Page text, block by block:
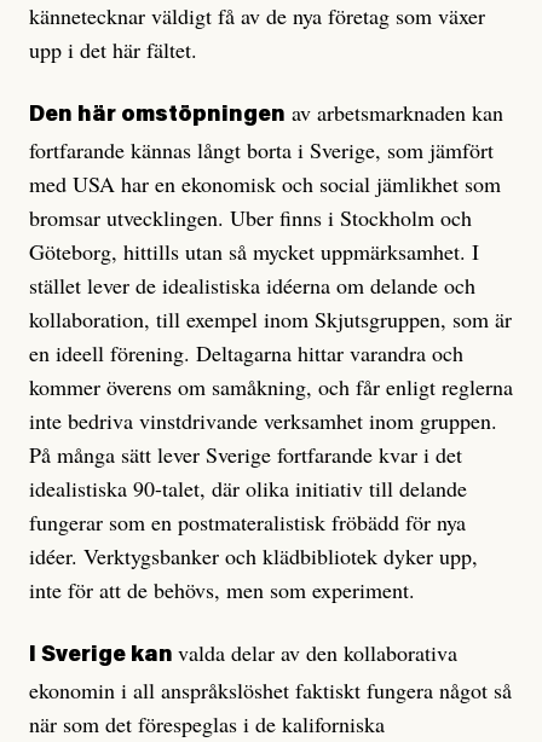
kännetecknar väldigt få av de nya företag som växer
upp i det här fältet.
Den här omstöpningen av arbetsmarknaden kan
fortfarande kännas långt borta i Sverige, som jämfört
med USA har en ekonomisk och social jämlikhet som
bromsar utvecklingen. Uber finns i Stockholm och
Göteborg, hittills utan så mycket uppmärksamhet. I
stället lever de idealistiska idéerna om delande och
kollaboration, till exempel inom Skjutsgruppen, som är
en ideell förening. Deltagarna hittar varandra och
kommer överens om samåkning, och får enligt reglerna
inte bedriva vinstdrivande verksamhet inom gruppen.
På många sätt lever Sverige fortfarande kvar i det
idealistiska 90-talet, där olika initiativ till delande
fungerar som en postmateralistisk fröbädd för nya
idéer. Verktygsbanker och klädbibliotek dyker upp,
inte för att de behövs, men som experiment.
I Sverige kan valda delar av den kollaborativa
ekonomin i all anspråkslöshet faktiskt fungera något så
när som det förespeglas i de kaliforniska